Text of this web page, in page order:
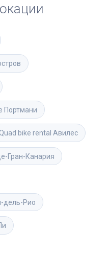
Портмани
bike rental Авилес
Гран-Канария
дель-Рио